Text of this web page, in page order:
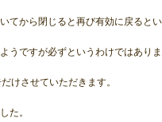
てから閉じると再び有効に戻るとい
うですが必ずというわけではありま
けさせていただきます。
た。